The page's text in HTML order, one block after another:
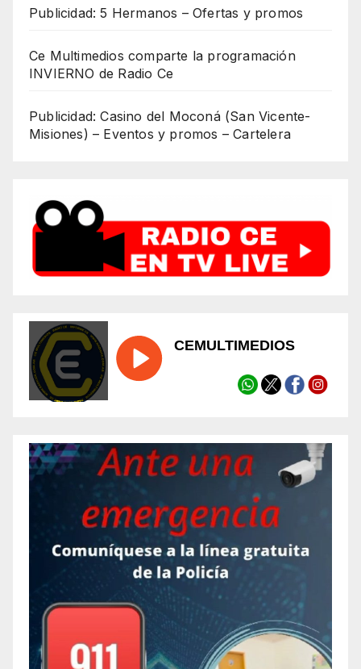
Publicidad: 5 Hermanos – Ofertas y promos
Ce Multimedios comparte la programación
INVIERNO de Radio Ce
Publicidad: Casino del Moconá (San Vicente-
Misiones) – Eventos y promos – Cartelera